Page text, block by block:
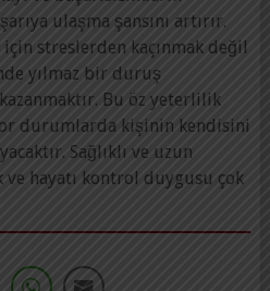
ulaşma şansını artırır.
streslerden kaçınmak değil
yılmaz bir duruş
Bu öz yeterlilik
durumlarda kişinin kendisini
Sağlıklı ve uzun
hayatı kontrol duygusu çok